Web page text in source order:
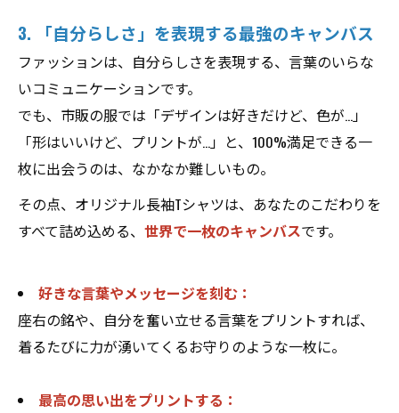
3. 「自分らしさ」を表現する最強のキャンバス
ファッションは、自分らしさを表現する、言葉のいらな
いコミュニケーションです。
でも、市販の服では「デザインは好きだけど、色が…」
「形はいいけど、プリントが…」と、100%満足できる一
枚に出会うのは、なかなか難しいもの。
その点、オリジナル長袖Tシャツは、あなたのこだわりを
すべて詰め込める、 世界で一枚のキャンバスです。
好きな言葉やメッセージを刻む：
座右の銘や、自分を奮い立せる言葉をプリントすれば、
着るたびに力が湧いてくるお守りのような一枚に。
最高の思い出をプリントする：